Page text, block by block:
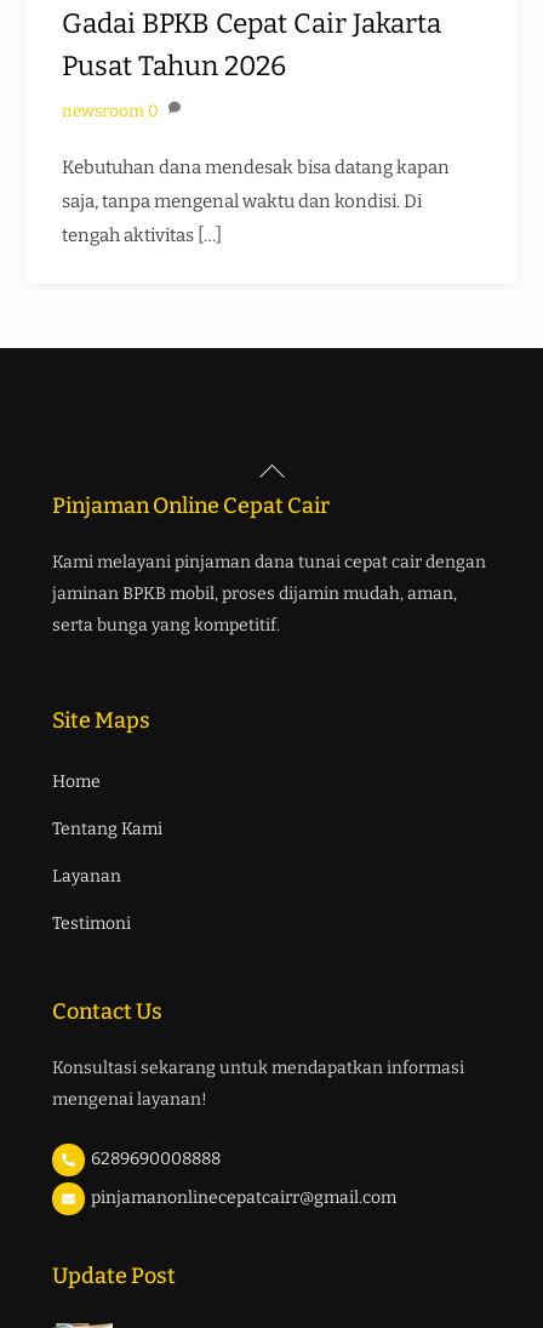
Gadai BPKB Cepat Cair Jakarta
Pusat Tahun 2026
newsroom 0
Kebutuhan dana mendesak bisa datang kapan
saja, tanpa mengenal waktu dan kondisi. Di
tengah aktivitas […]
Pinjaman Online Cepat Cair
Kami melayani pinjaman dana tunai cepat cair dengan
jaminan BPKB mobil, proses dijamin mudah, aman,
serta bunga yang kompetitif.
Site Maps
Home
Tentang Kami
Layanan
Testimoni
Contact Us
Konsultasi sekarang untuk mendapatkan informasi
mengenai layanan!
6289690008888
pinjamanonlinecepatcairr@gmail.com
Update Post
Back
To